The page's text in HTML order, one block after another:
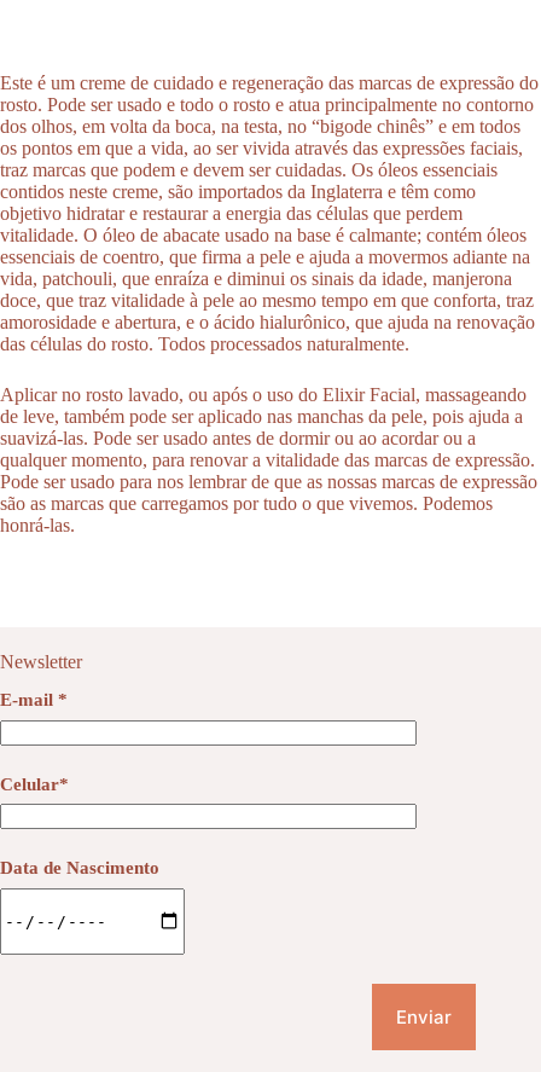
Este é um creme de cuidado e regeneração das marcas de expressão do
rosto. Pode ser usado e todo o rosto e atua principalmente no contorno
dos olhos, em volta da boca, na testa, no “bigode chinês” e em todos
os pontos em que a vida, ao ser vivida através das expressões faciais,
traz marcas que podem e devem ser cuidadas. Os óleos essenciais
contidos neste creme, são importados da Inglaterra e têm como
objetivo hidratar e restaurar a energia das células que perdem
vitalidade. O óleo de abacate usado na base é calmante; contém óleos
essenciais de coentro, que firma a pele e ajuda a movermos adiante na
vida, patchouli, que enraíza e diminui os sinais da idade, manjerona
doce, que traz vitalidade à pele ao mesmo tempo em que conforta, traz
amorosidade e abertura, e o ácido hialurônico, que ajuda na renovação
das células do rosto. Todos processados naturalmente.
Aplicar no rosto lavado, ou após o uso do Elixir Facial, massageando
de leve, também pode ser aplicado nas manchas da pele, pois ajuda a
suavizá-las. Pode ser usado antes de dormir ou ao acordar ou a
qualquer momento, para renovar a vitalidade das marcas de expressão.
Pode ser usado para nos lembrar de que as nossas marcas de expressão
são as marcas que carregamos por tudo o que vivemos. Podemos
honrá-las.
Newsletter
E-mail *
Celular*
Data de Nascimento